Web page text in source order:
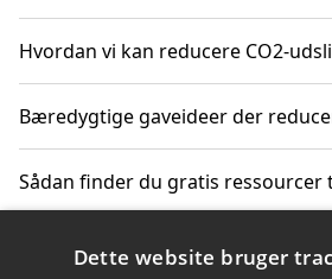
Hvordan vi kan reducere CO2-
Bæredygtige gaveideer der
Sådan finder du gratis ressourcer
Hvordan gadgets til hjemmet kan
Dette website bruger